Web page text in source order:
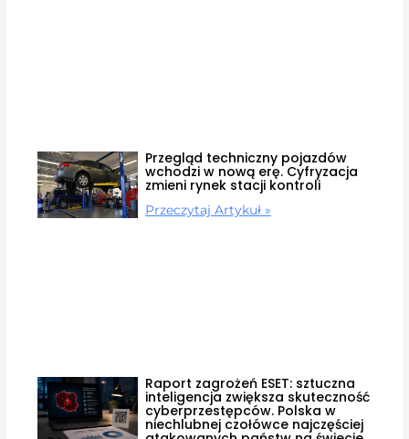
Przegląd techniczny pojazdów
wchodzi w nową erę. Cyfryzacja
zmieni rynek stacji kontroli
Przeczytaj Artykuł »
Raport zagrożeń ESET: sztuczna
inteligencja zwiększa skuteczność
cyberprzestępców. Polska w
niechlubnej czołówce najczęściej